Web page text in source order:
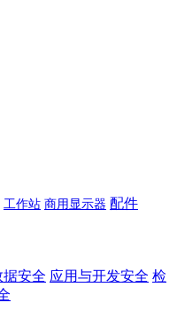
工作站 商用显示器 配件
据安全 应用与开发安全 检